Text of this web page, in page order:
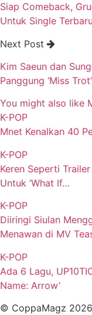
Siap Comeback,
Untuk Single
Next Post
Kim Saeun dan
Panggung ‘Miss Trot’
You might also like
K-POP
Mnet Kenalkan 40
K-POP
Keren Seperti
Untuk ‘What If…
K-POP
Diiringi Siulan
Menawan di MV
K-POP
Ada 6 Lagu,
Name: Arrow’
© CoppaMagz